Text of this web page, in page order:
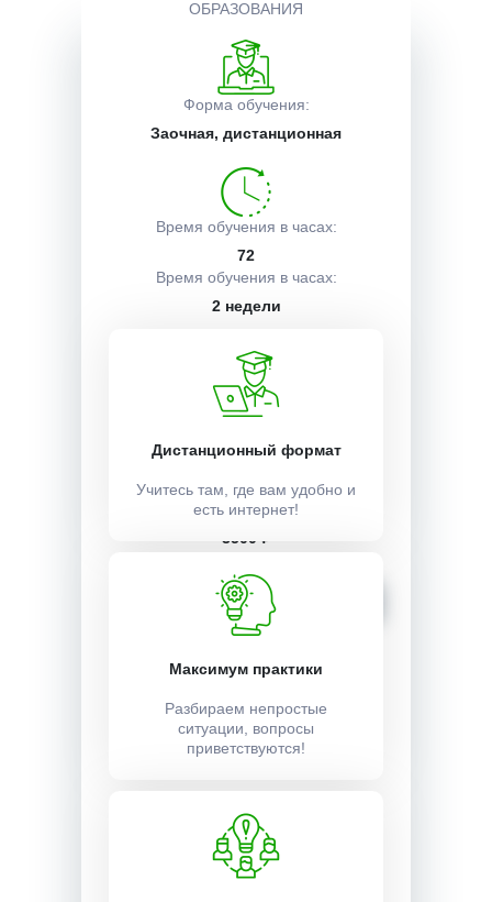
ОБРАЗОВАНИЯ
Форма обучения:
Заочная, дистанционная
Время обучения в часах:
72
Время обучения в часах:
2 недели
Учебный план:
Получить
Стоимость:
3500 ₽
Записаться
Описание курса
Получаемые документы
Условия поступления
Дистанционный формат
Учитесь там, где вам удобно и
есть интернет!
Максимум практики
Разбираем непростые
ситуации, вопросы
приветствуются!